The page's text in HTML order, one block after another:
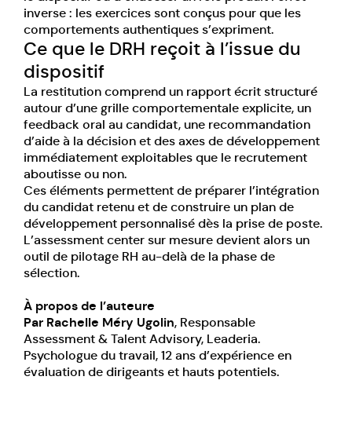
inverse : les exercices sont conçus pour que les
comportements authentiques s’expriment.
Ce que le DRH reçoit à l’issue du
dispositif
La restitution comprend un rapport écrit structuré
autour d’une grille comportementale explicite, un
feedback oral au candidat, une recommandation
d’aide à la décision et des axes de développement
immédiatement exploitables que le recrutement
aboutisse ou non.
Ces éléments permettent de préparer l’intégration
du candidat retenu et de construire un plan de
développement personnalisé dès la prise de poste.
L’assessment center sur mesuredevient alors un
outil de pilotage RH au-delà de la phase de
sélection.
À propos de l’auteure
Par Rachelle Méry Ugolin, Responsable
Assessment & Talent Advisory, Leaderia.
Psychologue du travail, 12 ans d’expérience en
évaluation de dirigeants et hauts potentiels.